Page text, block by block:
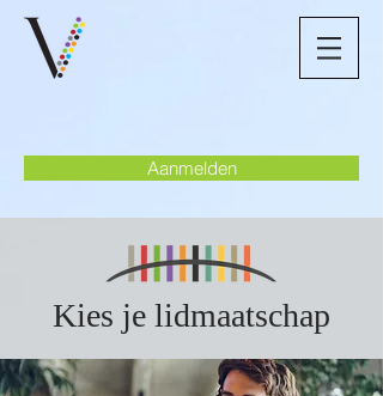
Aanmelden
Kies je lidmaatschap